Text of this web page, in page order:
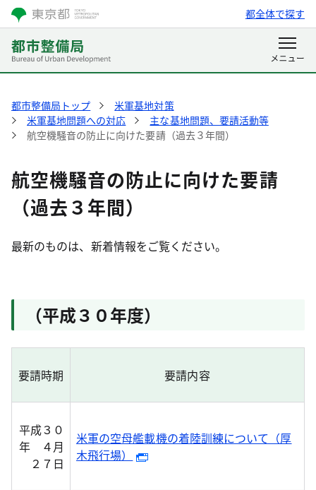
都全体で探す
都市整備局トップ
米軍基地対策
米軍基地問題への対応
主な基地問題、要請活動等
航空機騒音の防止に向けた要請（過去３年間）
航空機騒音の防止に向けた要請
（過去３年間）
最新のものは、新着情報をご覧ください。
（平成３０年度）
要請時期 要請内容
平成３０
年 ４月
２７日
米軍の空母艦載機の着陸訓練について（厚
木飛行場）